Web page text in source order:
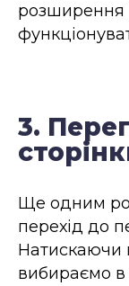
розширення
3.
Ще одним
перехід до
Натискаючи
вибираємо